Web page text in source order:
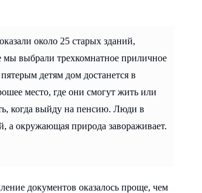
около 25 старых зданий,
мы выбрали трехкомнатное приличное
детям дом достанется в
место, где они смогут жить или
когда выйду на пенсию. Люди в
окружающая природа завораживает.
документов оказалось проще, чем